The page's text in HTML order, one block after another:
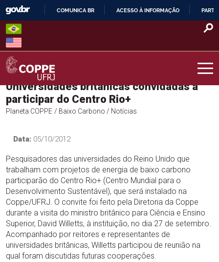
Skip
content
O
COMUNICA BR ACESSO À INFORMAÇÃO
COPPE – UFRJ
Universidades britânicas convidadas a
participar do Centro Rio+
Planeta COPPE / Baixo Carbono / Notícias
Data: 05/10/2012
Pesquisadores das universidades do Reino Unido que
trabalham com projetos de energia de baixo carbono
participarão do Centro Rio+ (Centro Mundial para o
Desenvolvimento Sustentável), que será instalado na
Coppe/UFRJ. O convite foi feito pela Diretoria da Coppe
durante a visita do ministro britânico para Ciência e Ensino
Superior, David Willetts, à instituição, no dia 27 de setembro.
Acompanhado por reitores e representantes de
universidades britânicas, Willetts participou de reunião na
qual foram discutidas futuras cooperações.